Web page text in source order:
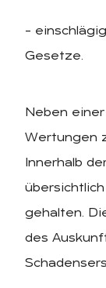
–
Gesetze.
Neben
Wertungen
Innerhalb
gehalten.
des